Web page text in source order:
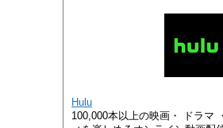
Hulu
100,000本以上の映画・ ドラマ